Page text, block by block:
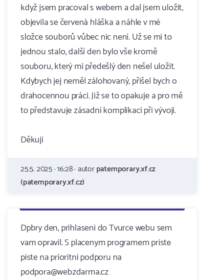
když jsem pracoval s webem a dal jsem uložit,
objevila se červená hláška a náhle v mé
složce souborů vůbec nic není. Už se mi to
jednou stalo, další den bylo vše kromě
souboru, který mi předešlý den nešel uložit.
Kdybych jej neměl zálohovaný, přišel bych o
drahocennou práci. Již se to opakuje a pro mě
to představuje zásadní komplikaci při vývoji.
Děkuji
25.5. 2025 · 16:28 · autorpatemporary.xf.cz
(patemporary.xf.cz)
Dpbry den, prihlaseni do Tvurce webu sem
vam opravil. S placenym programem priste
piste na prioritni podporu na
podpora@webzdarma.cz